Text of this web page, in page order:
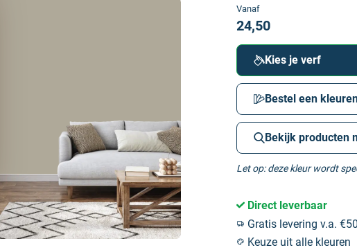
Vanaf
24,50
Kies je verf
Bestel een
Bekijk producten
Let op: deze kleur wordt
Direct leverbaar
Gratis levering v.a.
Keuze uit alle kleuren